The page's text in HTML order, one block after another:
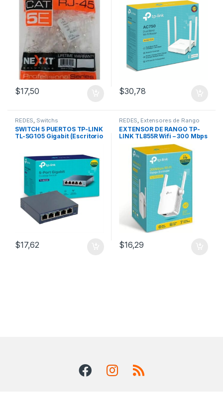
$17,50 $30,78
REDES Switchs
SWITCH 5 PUERTOS TP-LINK
TL-SG105 Gigabit (Escritorio
$17,62
REDES Extensores de Rango
EXTENSOR DE RANGO TP-
LINK TL855R Wifi – 300 Mbps
$16,29